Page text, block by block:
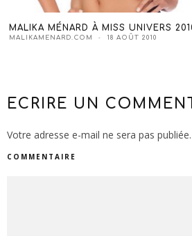
MALIKA MÉNARD À MISS UNIVERS
MALIKAMENARD.COM 18 AOÛT 2010
ECRIRE UN
Votre adresse e-mail ne sera pas publiée.
COMMENTAIRE